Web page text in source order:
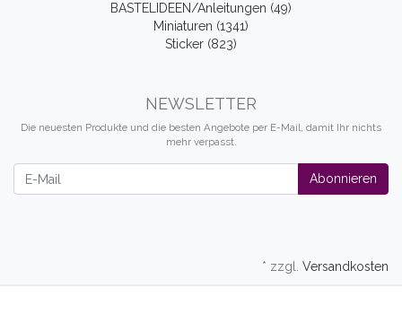
BASTELIDEEN/Anleitungen (49)
Miniaturen (1341)
Sticker (823)
NEWSLETTER
Die neuesten Produkte und die besten Angebote per E-Mail, damit Ihr nichts
mehr verpasst.
Abonnieren
* zzgl. Versandkosten